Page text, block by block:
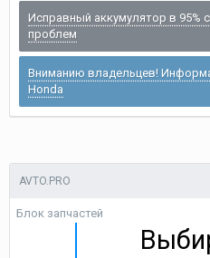
Исправный аккумулятор в 95%
проблем
Вниманию владельцев!
Honda
AVTO.PRO
Блок запчастей